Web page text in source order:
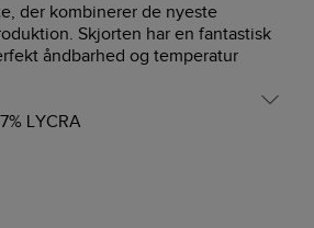
der kombinerer de nyeste
Skjorten har en fantastisk
åndbarhed og temperatur
LYCRA